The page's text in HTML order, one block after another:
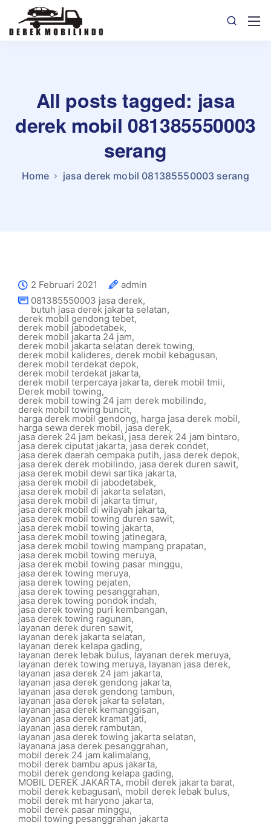
All posts tagged: jasa
derek mobil 081385550003
serang
Home jasa derek mobil 081385550003 serang
2 Februari 2021
admin
081385550003 jasa derek,
butuh jasa derek jakarta selatan,
derek mobil gendong tebet,
derek mobil jabodetabek,
derek mobil jakarta 24 jam,
derek mobil jakarta selatan derek towing,
derek mobil kalideres, derek mobil kebagusan,
derek mobil terdekat depok,
derek mobil terdekat jakarta,
derek mobil terpercaya jakarta, derek mobil tmii,
Derek mobil towing,
derek mobil towing 24 jam derek mobilindo,
derek mobil towing buncit,
harga derek mobil gendong, harga jasa derek mobil,
harga sewa derek mobil, jasa derek,
jasa derek 24 jam bekasi, jasa derek 24 jam bintaro,
jasa derek ciputat jakarta,jasa derek condet,
jasa derek daerah cempaka putih, jasa derek depok,
jasa derek derek mobilindo,jasa derek duren sawit,
jasa derek mobil dewi sartika jakarta,
jasa derek mobil di jabodetabek,
jasa derek mobil di jakarta selatan,
jasa derek mobil di jakarta timur,
jasa derek mobil di wilayah jakarta,
jasa derek mobil towing duren sawit,
jasa derek mobil towing jakarta,
jasa derek mobil towing jatinegara,
jasa derek mobil towing mampang prapatan,
jasa derek mobil towing meruya,
jasa derek mobil towing pasar minggu,
jasa derek towing meruya,
jasa derek towing pejaten,
jasa derek towing pesanggrahan,
jasa derek towing pondok indah,
jasa derek towing puri kembangan,
jasa derek towing ragunan,
layanan derek duren sawit,
layanan derek jakarta selatan,
layanan derek kelapa gading,
layanan derek lebak bulus, layanan derek meruya,
layanan derek towing meruya, layanan jasa derek,
layanan jasa derek 24 jam jakarta,
layanan jasa derek gendong jakarta,
layanan jasa derek gendong tambun,
layanan jasa derek jakarta selatan,
layanan jasa derek kemanggisan,
layanan jasa derek kramat jati,
layanan jasa derek rambutan,
layanan jasa derek towing jakarta selatan,
layanana jasa derek pesanggrahan,
mobil derek 24 jam kalimalang,
mobil derek bambu apus jakarta,
mobil derek gendong kelapa gading,
MOBIL DEREK JAKARTA, mobil derek jakarta barat,
mobil derek kebagusan\, mobil derek lebak bulus,
mobil derek mt haryono jakarta,
mobil derek pasar minggu,
mobil towing pesanggrahan jakarta